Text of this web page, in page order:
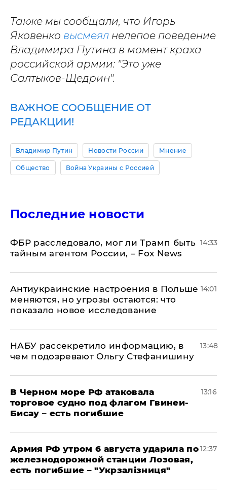
Также мы сообщали, что Игорь
Яковенко высмеял нелепое поведение
Владимира Путина в момент краха
российской армии: "Это уже
Салтыков-Щедрин".
ВАЖНОЕ СООБЩЕНИЕ ОТ
РЕДАКЦИИ!
Владимир Путин Новости России Мнение
Общество Война Украины с Россией
Последние новости
ФБР расследовало, мог ли Трамп быть
тайным агентом России, – Fox News
14:33
Антиукраинские настроения в Польше
меняются, но угрозы остаются: что
показало новое исследование
14:01
НАБУ рассекретило информацию, в
чем подозревают Ольгу Стефанишину
13:48
В Черном море РФ атаковала
торговое судно под флагом Гвинеи-
Бисау – есть погибшие
13:16
Армия РФ утром 6 августа ударила по
железнодорожной станции Лозовая,
есть погибшие – "Укрзалізниця"
12:37